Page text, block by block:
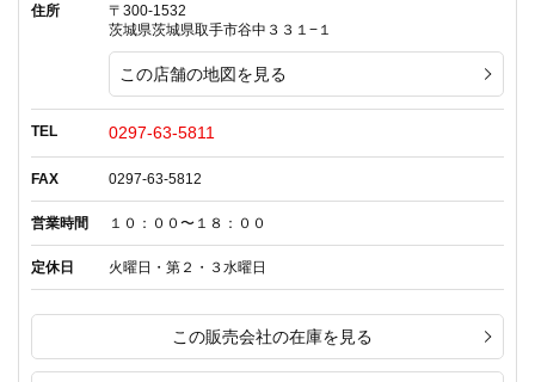
住所
〒300-1532
茨城県茨城県取手市谷中３３１−１
この店舗の地図を見る
TEL 0297-63-5811
FAX 0297-63-5812
営業時間 １０：００〜１８：００
定休日 火曜日・第２・３水曜日
この販売会社の在庫を見る